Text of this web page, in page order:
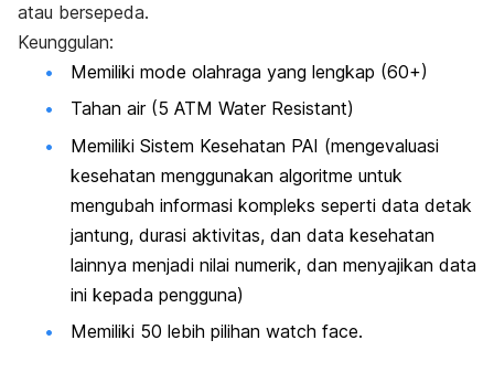
atau bersepeda.
Keunggulan:
Memiliki mode olahraga yang lengkap (60+)
Tahan air (5 ATM Water Resistant)
Memiliki Sistem Kesehatan PAI (mengevaluasi
kesehatan menggunakan algoritme untuk
mengubah informasi kompleks seperti data detak
jantung, durasi aktivitas, dan data kesehatan
lainnya menjadi nilai numerik, dan menyajikan data
ini kepada pengguna)
Memiliki 50 lebih pilihan watch face.